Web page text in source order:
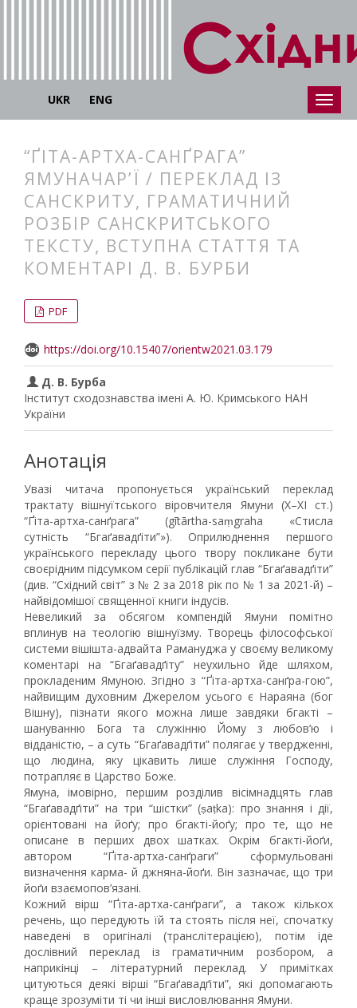
UKR ENG
“ҐІТА-АРТХА-САНҐРАГА”
ЯМУНАЧАР’Ї / ПЕРЕКЛАД ІЗ
САНСКРИТУ, ГРАМАТИЧНИЙ
РОЗБІР САНСКРИТСЬКОГО
ТЕКСТУ, ВСТУПНА СТАТТЯ ТА
КОМЕНТАРІ Д. В. БУРБИ
PDF
https://doi.org/10.15407/orientw2021.03.179
Д. В. Бурба
Інститут сходознавства імені А. Ю. Кримського НАН
України
Анотація
Увазі читача пропонується український переклад
трактату вішнуїтського віровчителя Ямуни (X–XI cт.)
“Ґіта-артха-санґрага” (gītārtha-saṃgraha «Стисла
сутність “Бгаґавадґіти”»). Оприлюднення першого
українського перекладу цього твору покликане бути
своєрідним підсумком серії публікацій глав “Бгаґавадґіти”
(див. “Східний світ” з № 2 за 2018 рік по № 1 за 2021-й) –
найвідомішої священної книги індусів.
Невеликий за обсягом компендій Ямуни помітно
вплинув на теологію вішнуїзму. Творець філософської
системи вішішта-адвайта Рамануджа у своєму великому
коментарі на “Бгаґавадґіту” неухильно йде шляхом,
прокладеним Ямуною. Згідно з “Ґіта-артха-санґра-гою”,
найвищим духовним Джерелом усього є Нараяна (бог
Вішну), пізнати якого можна лише завдяки бгакті –
шануванню Бога та служінню Йому з любов’ю і
відданістю, – а суть “Бгаґавадґіти” полягає у твердженні,
що людина, яку цікавить лише служіння Господу,
потрапляє в Царство Боже.
Ямуна, імовірно, першим розділив вісімнадцять глав
“Бгаґавадґіти” на три “шістки” (ṣaṭka): про знання і дії,
орієнтовані на йоґу; про бгакті-йоґу; про те, що не
описане в перших двох шатках. Окрім бгакті-йоґи,
автором “Ґіта-артха-санґраги” сформульовані
визначення карма- й джняна-йоґи. Він зазначає, що три
йоґи взаємопов’язані.
Кожний вірш “Ґіта-артха-санґраги”, а також кількох
речень, що передують їй та стоять після неї, спочатку
наведені в оригіналі (транслітерацією), потім іде
дослівний переклад із граматичним розбором, а
наприкінці – літературний переклад. У примітках
цитуються деякі вірші “Бгаґавадґіти”, які допомагають
краще зрозуміти ті чи інші висловлювання Ямуни.